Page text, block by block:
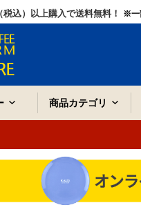
込）以上購入で送料無料！ ※一
商品カテゴリ